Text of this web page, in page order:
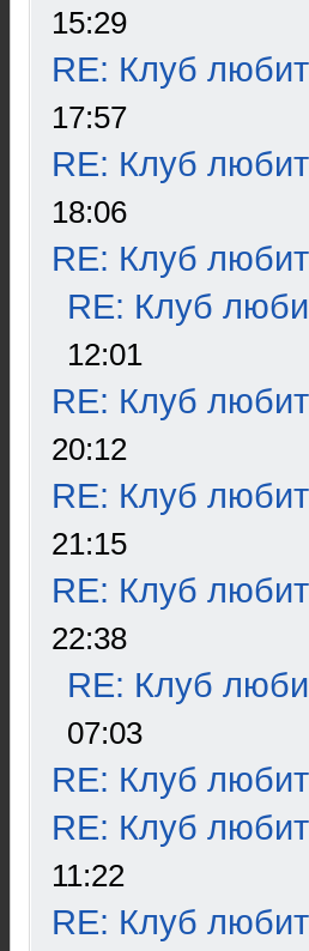
15:29
RE: Клуб
17:57
RE: Клуб
18:06
RE: Клуб
RE: Клуб
12:01
RE: Клуб
20:12
RE: Клуб
21:15
RE: Клуб
22:38
RE: Клуб
07:03
RE: Клуб
RE: Клуб
11:22
RE: Клуб